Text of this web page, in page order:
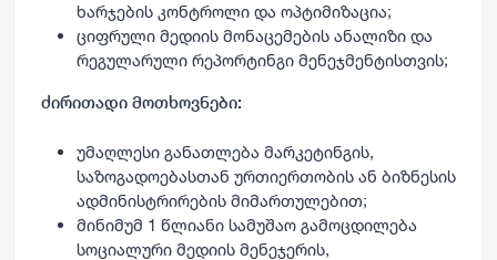
ხარჯების კონტროლი და ოპტიმიზაცია;
ციფრული მედიის მონაცემების ანალიზი და
რეგულარული რეპორტინგი მენეჯმენტისთვის;
ძირითადი მოთხოვნები:
უმაღლესი განათლება მარკეტინგის,
საზოგადოებასთან ურთიერთობის ან ბიზნესის
ადმინისტრირების მიმართულებით;
მინიმუმ 1 წლიანი სამუშაო გამოცდილება
სოციალური მედიის მენეჯერის,